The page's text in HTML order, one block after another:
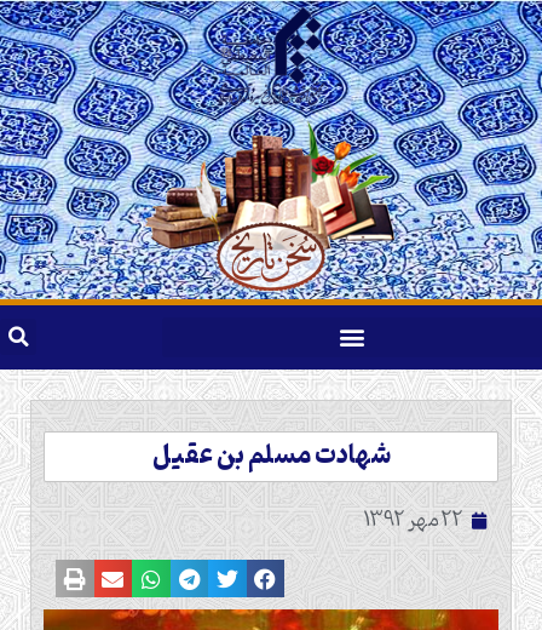
شهادت مسلم بن عقیل
22 مهر 1392